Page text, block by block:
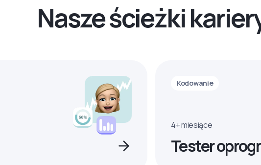
Nasze ścieżki
Kodowanie
4+ miesiące
Tester